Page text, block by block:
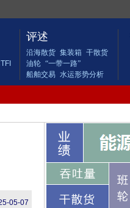
评述
沿海散货 集装箱 干散货
油轮 “一带一路”
船舶交易 水运形势分析
05-07